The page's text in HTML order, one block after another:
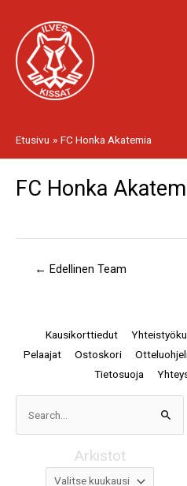
sisältöön
Etusivu FC Honka Akatemia
FC Honka
Artikkelien
← Edellinen Team
Kausikorttiedut
Pelaajat
Ostoskori
Tietosuoja
Search
for:
Arkistot